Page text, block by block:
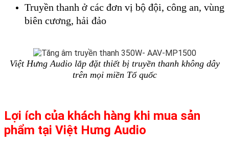
Truyền thanh ở các đơn vị bộ đội, công an, vùng
biên cương, hải đảo
Việt Hưng Audio lắp đặt thiết bị truyền thanh không dây
trên mọi miền Tổ quốc
Lợi ích của khách hàng khi mua sản
phẩm tại Việt Hưng Audio